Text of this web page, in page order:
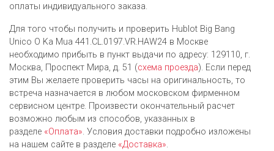
оплаты индивидуального заказа.
Для того чтобы получить и проверить Hublot Big Bang
Unico O Ka Mua 441.CL.0197.VR.HAW24 в Москве
необходимо прибыть в пункт выдачи по адресу: 129110, г.
Москва, Проспект Мира, д. 51 (схема проезда). Если перед
этим Вы желаете проверить часы на оригинальность, то
встреча назначается в любом московском фирменном
сервисном центре. Произвести окончательный расчет
возможно любым из cпособов, указанных в
разделе «Оплата». Условия доставки подробно изложены
на нашем сайте в разделе «Доставка».